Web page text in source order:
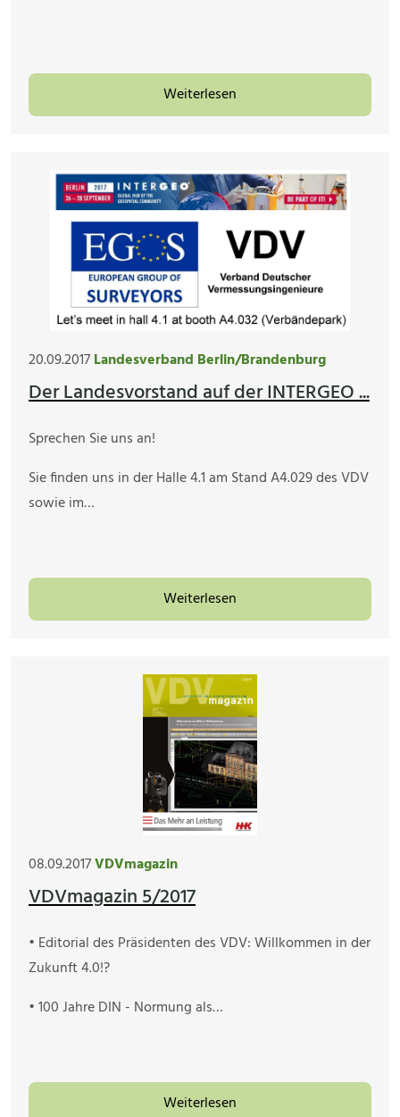
Weiterlesen
20.09.2017Landesverband Berlin/Brandenburg
Der Landesvorstand auf der INTERGEO ...
Sprechen Sie uns an!
Sie finden uns in der Halle 4.1 am Stand A4.029 des VDV
sowie im…
Weiterlesen
08.09.2017VDVmagazin
VDVmagazin 5/2017
• Editorial des Präsidenten des VDV: Willkommen in der
Zukunft 4.0!?
• 100 Jahre DIN - Normung als…
Weiterlesen